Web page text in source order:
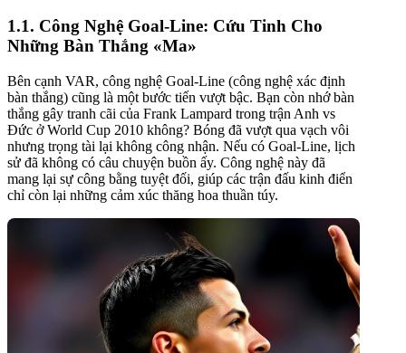
1.1. Công Nghệ Goal-Line: Cứu Tinh Cho
Những Bàn Thắng «Ma»
Bên cạnh VAR, công nghệ Goal-Line (công nghệ xác định
bàn thắng) cũng là một bước tiến vượt bậc. Bạn còn nhớ bàn
thắng gây tranh cãi của Frank Lampard trong trận Anh vs
Đức ở World Cup 2010 không? Bóng đã vượt qua vạch vôi
nhưng trọng tài lại không công nhận. Nếu có Goal-Line, lịch
sử đã không có câu chuyện buồn ấy. Công nghệ này đã
mang lại sự công bằng tuyệt đối, giúp các trận đấu kinh điển
chỉ còn lại những cảm xúc thăng hoa thuần túy.